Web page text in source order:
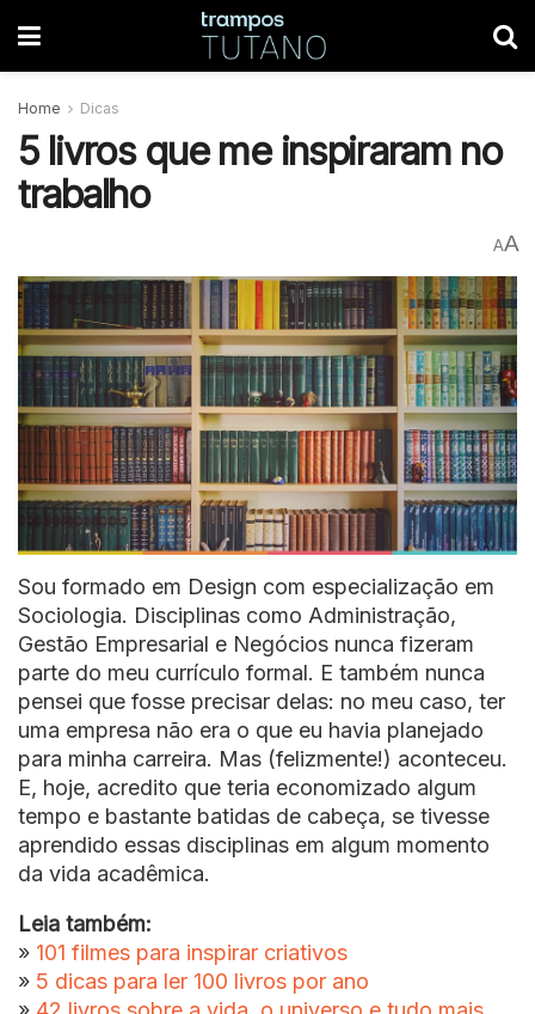
Home Dicas
5 livros que me inspiraram no
trabalho
AA
Sou formado em Design com especialização em
Sociologia. Disciplinas como Administração,
Gestão Empresarial e Negócios nunca fizeram
parte do meu currículo formal. E também nunca
pensei que fosse precisar delas: no meu caso, ter
uma empresa não era o que eu havia planejado
para minha carreira. Mas (felizmente!) aconteceu.
E, hoje, acredito que teria economizado algum
tempo e bastante batidas de cabeça, se tivesse
aprendido essas disciplinas em algum momento
da vida acadêmica.
Leia também:
» 101 filmes para inspirar criativos
» 5 dicas para ler 100 livros por ano